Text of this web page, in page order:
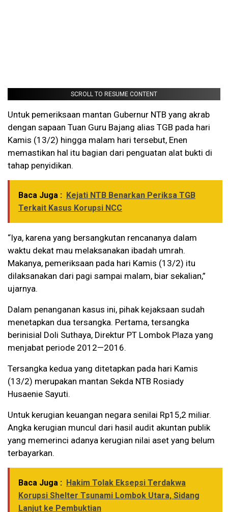
SCROLL TO RESUME CONTENT
Untuk pemeriksaan mantan Gubernur NTB yang akrab
dengan sapaan Tuan Guru Bajang alias TGB pada hari
Kamis (13/2) hingga malam hari tersebut, Enen
memastikan hal itu bagian dari penguatan alat bukti di
tahap penyidikan.
Baca Juga : Kejati NTB Benarkan Periksa TGB
Terkait Kasus Korupsi NCC
“Iya, karena yang bersangkutan rencananya dalam
waktu dekat mau melaksanakan ibadah umrah.
Makanya, pemeriksaan pada hari Kamis (13/2) itu
dilaksanakan dari pagi sampai malam, biar sekalian,”
ujarnya.
Dalam penanganan kasus ini, pihak kejaksaan sudah
menetapkan dua tersangka. Pertama, tersangka
berinisial Doli Suthaya, Direktur PT Lombok Plaza yang
menjabat periode 2012—2016.
Tersangka kedua yang ditetapkan pada hari Kamis
(13/2) merupakan mantan Sekda NTB Rosiady
Husaenie Sayuti.
Untuk kerugian keuangan negara senilai Rp15,2 miliar.
Angka kerugian muncul dari hasil audit akuntan publik
yang memerinci adanya kerugian nilai aset yang belum
terbayarkan.
Baca Juga : Hakim Tolak Eksepsi Terdakwa
Korupsi Shelter Tsunami Lombok Utara, Sidang
Lanjut ke Pembuktian